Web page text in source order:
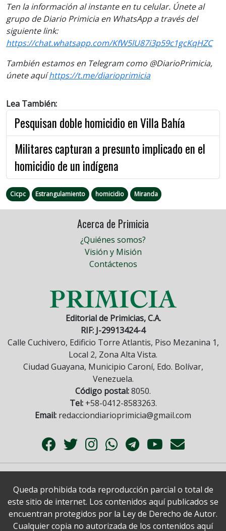
Ten la información al instante en tu celular. Únete al
grupo de Diario Primicia en WhatsApp a través del
siguiente link:
https://chat.whatsapp.com/KfW5lU87i3p59c1gcKqHZC
También estamos en Telegram como @DiarioPrimicia,
únete aquíhttps://t.me/diarioprimicia
Lea También:
Pesquisan doble homicidio en Villa Bahía
Militares capturan a presunto implicado en el
homicidio de un indígena
Cicpc Estrangulamiento homicidio Miranda
Acerca de Primicia
¿Quiénes somos?
Visión y Misión
Contáctenos
Editorial de Primicias, C.A.
RIF: J-29913424-4
Calle Cuchivero, Edificio Torre Atlantis, Piso Mezanina 1,
Local 2, Zona Alta Vista.
Ciudad Guayana, Municipio Caroní, Edo. Bolívar,
Venezuela.
Código postal:8050.
Tel:+58-0412-8583263.
Email: redacciondiarioprimicia@gmail.com
Queda prohibida toda reproducción parcial o total de
este sitio de internet. Los contenidos aquí publicados se
encuentran protegidos por la Ley de Derecho de Autor.
Cualquier copia no autorizada de los contenidos aquí